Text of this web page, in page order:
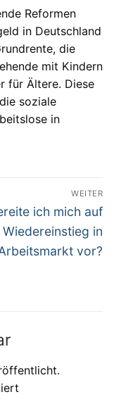
Reformen
in Deutschland
die
mit Kindern
für Ältere. Diese
soziale
in
WEITER
ich mich auf
Wiedereinstieg in
vor?